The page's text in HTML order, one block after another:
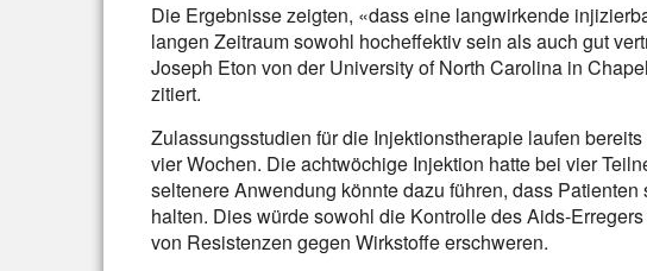
Die Ergebnisse zeigten, «dass eine langwirkende
langen Zeitraum sowohl hocheffektiv sein als auch gut
Joseph Eton von der University of North Carolina in
zitiert.
Zulassungsstudien für die Injektionstherapie laufen
vier Wochen. Die achtwöchige Injektion hatte bei vier
seltenere Anwendung könnte dazu führen, dass
halten. Dies würde sowohl die Kontrolle des Aids-
von Resistenzen gegen Wirkstoffe erschweren.